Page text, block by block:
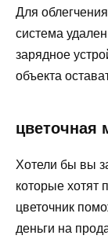
Для
система
зарядное
объекта
цветочная
Хотели бы вы
которые хотят
цветочник
деньги на